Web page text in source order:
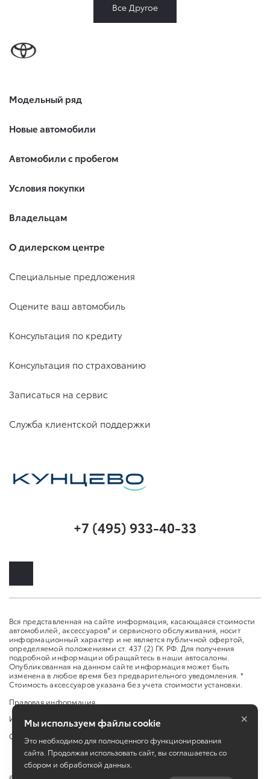
Все Другое
Модельный ряд
Новые автомобили
Автомобили с пробегом
Условия покупки
Владельцам
О дилерском центре
Специальные предложения
Оцените ваш автомобиль
Консультация по кредиту
Консультация по страхованию
Записаться на сервис
Служба клиентской поддержки
+7 (495) 933-40-33
Вся представленная на сайте информация, касающаяся стоимости
автомобилей, аксессуаров* и сервисного обслуживания, носит
информационный характер и не является публичной офертой,
определяемой положениями ст. 437 (2) ГК РФ. Для получения
подробной информации обращайтесь в наши автосалоны.
Опубликованная на данном сайте информация может быть
изменена в любое время без предварительного уведомления. *
Стоимость аксессуаров указана без учета стоимости установки.
Правовая информация
Изменить настройку cookies
Сбросить cookie
Мы используем файлы cookie
Это необходимо для полноценного функционирования
сайта. Продолжая использовать сайт, вы соглашаетесь со
сбором и обработкой данных.
×